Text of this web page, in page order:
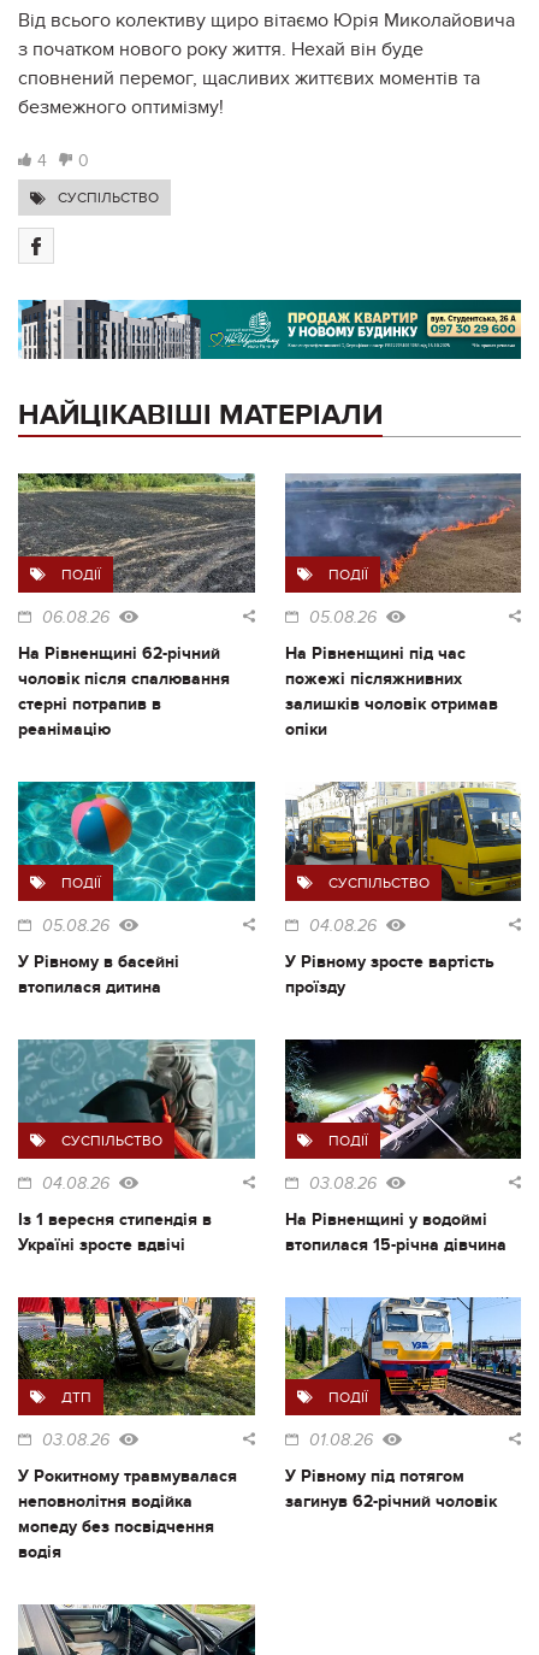
Від всього колективу щиро вітаємо Юрія Миколайовича
з початком нового року життя. Нехай він буде
сповнений перемог, щасливих життєвих моментів та
безмежного оптимізму!
4 0
СУСПІЛЬСТВО
НАЙЦІКАВІШІ МАТЕРІАЛИ
ПОДІЇ
06.08.26
На Рівненщині 62-річний
чоловік після спалювання
стерні потрапив в
реанімацію
ПОДІЇ
05.08.26
На Рівненщині під час
пожежі післяжнивних
залишків чоловік отримав
опіки
ПОДІЇ
05.08.26
У Рівному в басейні
втопилася дитина
СУСПІЛЬСТВО
04.08.26
У Рівному зросте вартість
проїзду
СУСПІЛЬСТВО
04.08.26
Із 1 вересня стипендія в
Україні зросте вдвічі
ПОДІЇ
03.08.26
На Рівненщині у водоймі
втопилася 15-річна дівчина
ДТП
03.08.26
У Рокитному травмувалася
неповнолітня водійка
мопеду без посвідчення
водія
ПОДІЇ
01.08.26
У Рівному під потягом
загинув 62-річний чоловік